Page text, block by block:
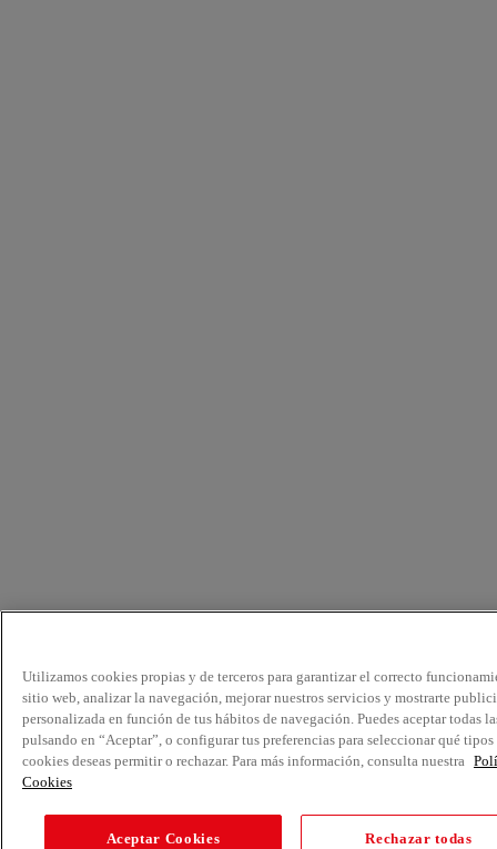
Utilizamos cookies propias y de terceros para garantizar el correcto
sitio web, analizar la navegación, mejorar nuestros servicios y mostrarte
personalizada en función de tus hábitos de navegación. Puedes aceptar todas
pulsando en “Aceptar”, o configurar tus preferencias para seleccionar qué tipos
cookies deseas permitir o rechazar. Para más información, consulta nuestra
Cookies
Aceptar Cookies Rechazar todas